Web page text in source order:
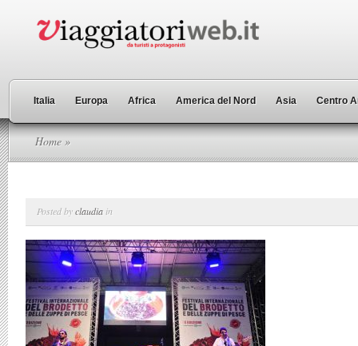
Italia Europa Africa America del Nord Asia Centro
Home »
Posted byclaudia in